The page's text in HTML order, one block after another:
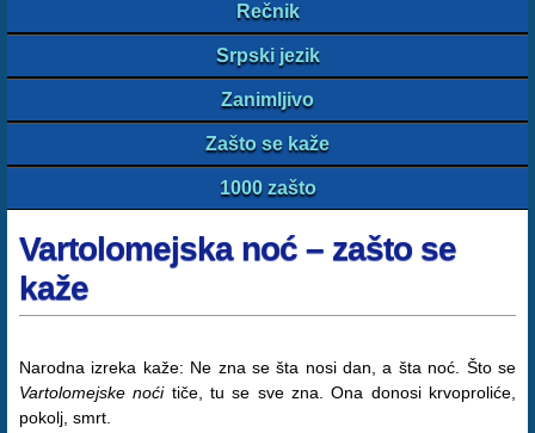
Rečnik
Srpski jezik
Zanimljivo
Zašto se kaže
1000 zašto
Vartolomejska noć – zašto se
kaže
Narodna izreka kaže: Ne zna se šta nosi dan, a šta noć. Što se
Vartolomejske noćitiče, tu se sve zna. Ona donosi krvoproliće,
pokolj, smrt.